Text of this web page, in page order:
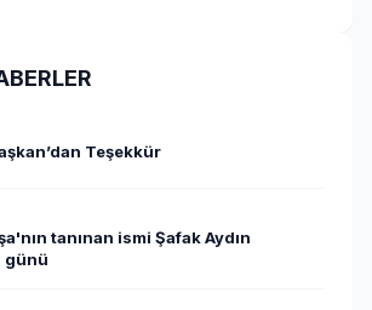
Teşekkür
tanınan ismi Şafak Aydın
günü